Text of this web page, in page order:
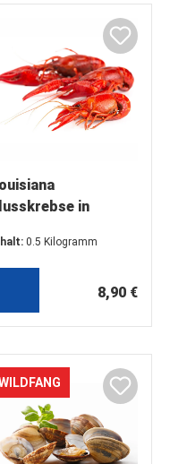
in
und Schale,
500g
0.5 Kilogramm
8,90 €